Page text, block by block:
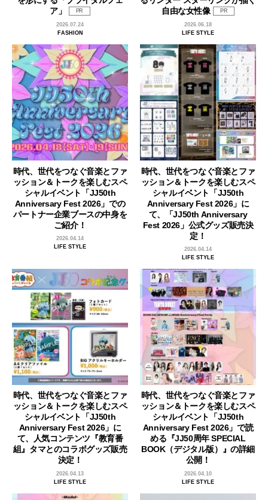
ア」
PR
2026.07.24
FASHION
自由な女性像
PR
2026.06.18
LIFE STYLE
時代、世代をつなぐ音楽とファ
ッション＆トークを楽しむスペ
シャルイベント「JJ50th
Anniversary Fest 2026」での
パートナー企業ブースの中身を
ご紹介！
2026.04.14
LIFE STYLE
時代、世代をつなぐ音楽とファ
ッション＆トークを楽しむスペ
シャルイベント「JJ50th
Anniversary Fest 2026」に
て、「JJ50th Anniversary
Fest 2026」公式グッズ販売決
定！
2026.04.14
LIFE STYLE
時代、世代をつなぐ音楽とファ
ッション＆トークを楽しむスペ
シャルイベント「JJ50th
Anniversary Fest 2026」に
て、人気コンテンツ『教育番
組』タマとのコラボグッズ販売
決定！
2026.04.13
LIFE STYLE
時代、世代をつなぐ音楽とファ
ッション＆トークを楽しむスペ
シャルイベント「JJ50th
Anniversary Fest 2026」で読
める『JJ50周年 SPECIAL
BOOK（デジタル版）』の詳細
公開！
2026.04.10
LIFE STYLE